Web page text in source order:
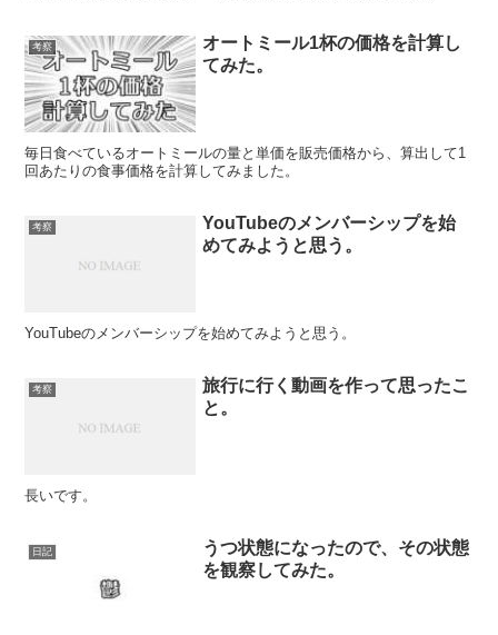
考察
オートミール1杯の価格を計算し
てみた。
毎日食べているオートミールの量と単価を販売価格から、算出して1
回あたりの食事価格を計算してみました。
考察
YouTubeのメンバーシップを始
めてみようと思う。
YouTubeのメンバーシップを始めてみようと思う。
考察
旅行に行く動画を作って思ったこ
と。
長いです。
日記
うつ状態になったので、その状態
を観察してみた。